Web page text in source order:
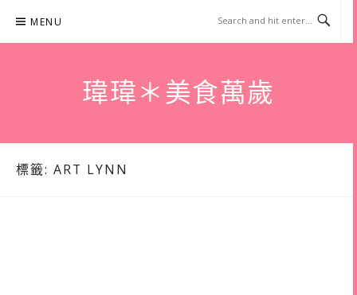
content
MENU
瑋瑋＊美食萬歲
標籤: ART LYNN